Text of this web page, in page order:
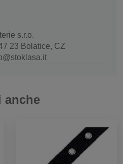
s.r.o.
23 Bolatice, CZ
anche